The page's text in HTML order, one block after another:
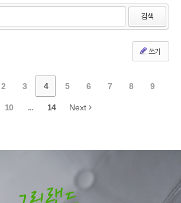
검색
쓰기
2 3 4 5 6 7 8 9
10 ... 14 Next